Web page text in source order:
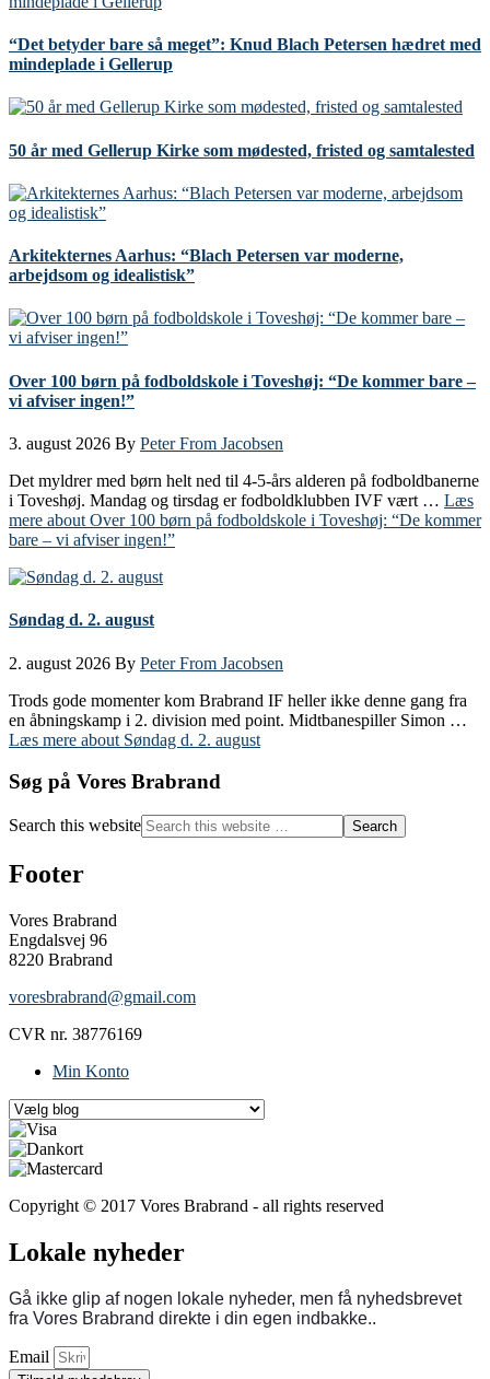
“Det betyder bare så meget”: Knud Blach Petersen hædret med
mindeplade i Gellerup
50 år med Gellerup Kirke som mødested, fristed og samtalested
Arkitekternes Aarhus: “Blach Petersen var moderne,
arbejdsom og idealistisk”
Over 100 børn på fodboldskole i Toveshøj: “De kommer bare –
vi afviser ingen!”
3. august 2026 By Peter From Jacobsen
Det myldrer med børn helt ned til 4-5-års alderen på fodboldbanerne
i Toveshøj. Mandag og tirsdag er fodboldklubben IVF vært … Læs
mere about Over 100 børn på fodboldskole i Toveshøj: “De kommer
bare – vi afviser ingen!”
Søndag d. 2. august
2. august 2026 By Peter From Jacobsen
Trods gode momenter kom Brabrand IF heller ikke denne gang fra
en åbningskamp i 2. division med point. Midtbanespiller Simon …
Læs mere about Søndag d. 2. august
Søg på Vores Brabrand
Search this website
Footer
Vores Brabrand
Engdalsvej 96
8220 Brabrand
voresbrabrand@gmail.com
CVR nr. 38776169
Min Konto
Copyright © 2017 Vores Brabrand - all rights reserved
Lokale nyheder
Gå ikke glip af nogen lokale nyheder, men få nyhedsbrevet
fra Vores Brabrand direkte i din egen indbakke..
Email